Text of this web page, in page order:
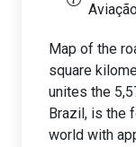
Map of the
square
unites the
Brazil, is the
world with